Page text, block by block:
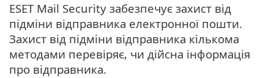
ESET Mail Security забезпечує захист від
підміни відправника електронної пошти.
Захист від підміни відправника кількома
методами перевіряє, чи дійсна інформація
про відправника.